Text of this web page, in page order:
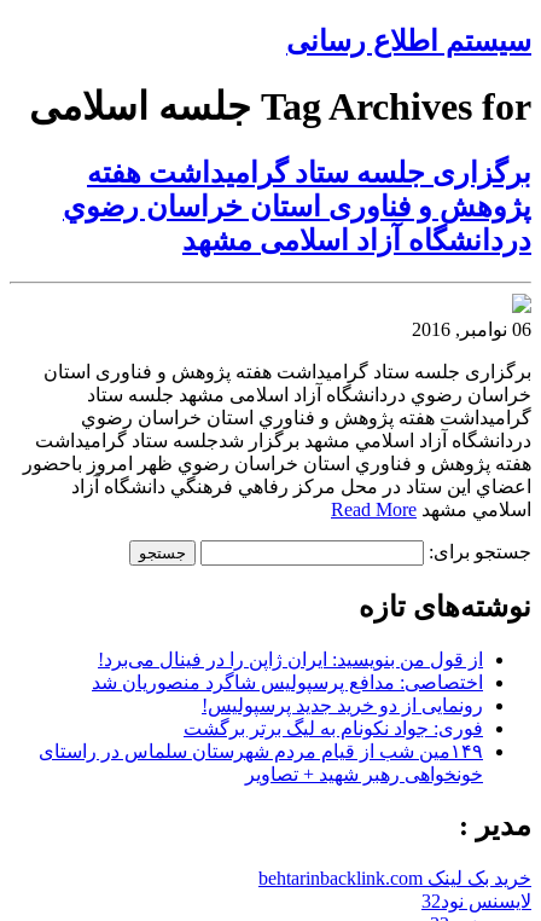
سیستم اطلاع رسانی
Tag Archives for جلسه اسلامى
برگزارى جلسه ستاد گراميداشت هفته
پژوهش و فناورى استان خراسان رضوي
دردانشگاه آزاد اسلامى مشهد
06 نوامبر, 2016
برگزارى جلسه ستاد گراميداشت هفته پژوهش و فناورى استان
خراسان رضوي دردانشگاه آزاد اسلامى مشهد جلسه ستاد
گراميداشت هفته پژوهش و فناوري استان خراسان رضوي
دردانشگاه آزاد اسلامي مشهد برگزار شدجلسه ستاد گراميداشت
هفته پژوهش و فناوري استان خراسان رضوي ظهر امروز باحضور
اعضاي اين ستاد در محل مركز رفاهي فرهنگي دانشگاه آزاد
اسلامي مشهد Read More
جستجو برای:
نوشته‌های تازه
از قول من بنویسید: ایران ژاپن را در فینال می‌برد!
اختصاصی: مدافع پرسپولیس شاگرد منصوریان شد
رونمایی از دو خرید جدید پرسپولیس!
فوری: جواد نکونام به لیگ برتر برگشت
۱۴۹مین شب از قیام مردم شهرستان سلماس در راستای
خونخواهی رهبر شهید + تصاویر
مدیر :
خرید بک لینک behtarinbacklink.com
لایسنس نود32